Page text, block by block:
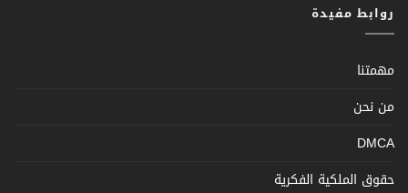
روابط مفيدة
مهمتنا
من نحن
DMCA
حقوق الملكية الفكرية